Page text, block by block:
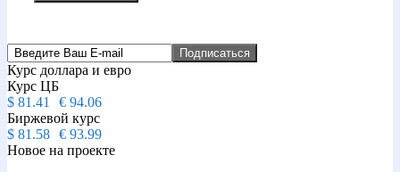
Курс доллара и евро
Курс ЦБ
$ 81.41 € 94.06
Биржевой курс
$ 81.58 € 93.99
Новое на проекте